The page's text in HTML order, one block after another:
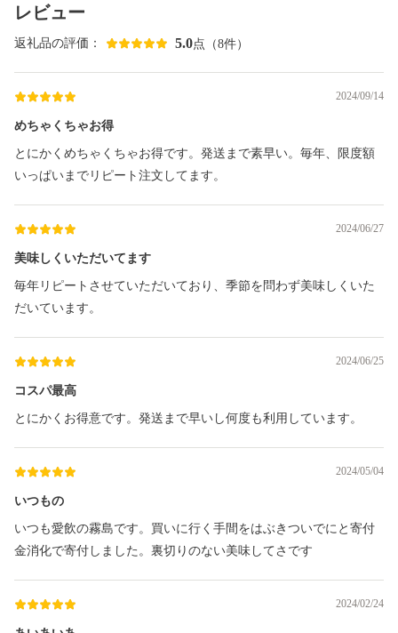
レビュー
返礼品の評価： 5.0点（8件）
2024/09/14
めちゃくちゃお得
とにかくめちゃくちゃお得です。発送まで素早い。毎年、限度額
いっぱいまでリピート注文してます。
2024/06/27
美味しくいただいてます
毎年リピートさせていただいており、季節を問わず美味しくいた
だいています。
2024/06/25
コスパ最高
とにかくお得意です。発送まで早いし何度も利用しています。
2024/05/04
いつもの
いつも愛飲の霧島です。買いに行く手間をはぶきついでにと寄付
金消化で寄付しました。裏切りのない美味してさです
2024/02/24